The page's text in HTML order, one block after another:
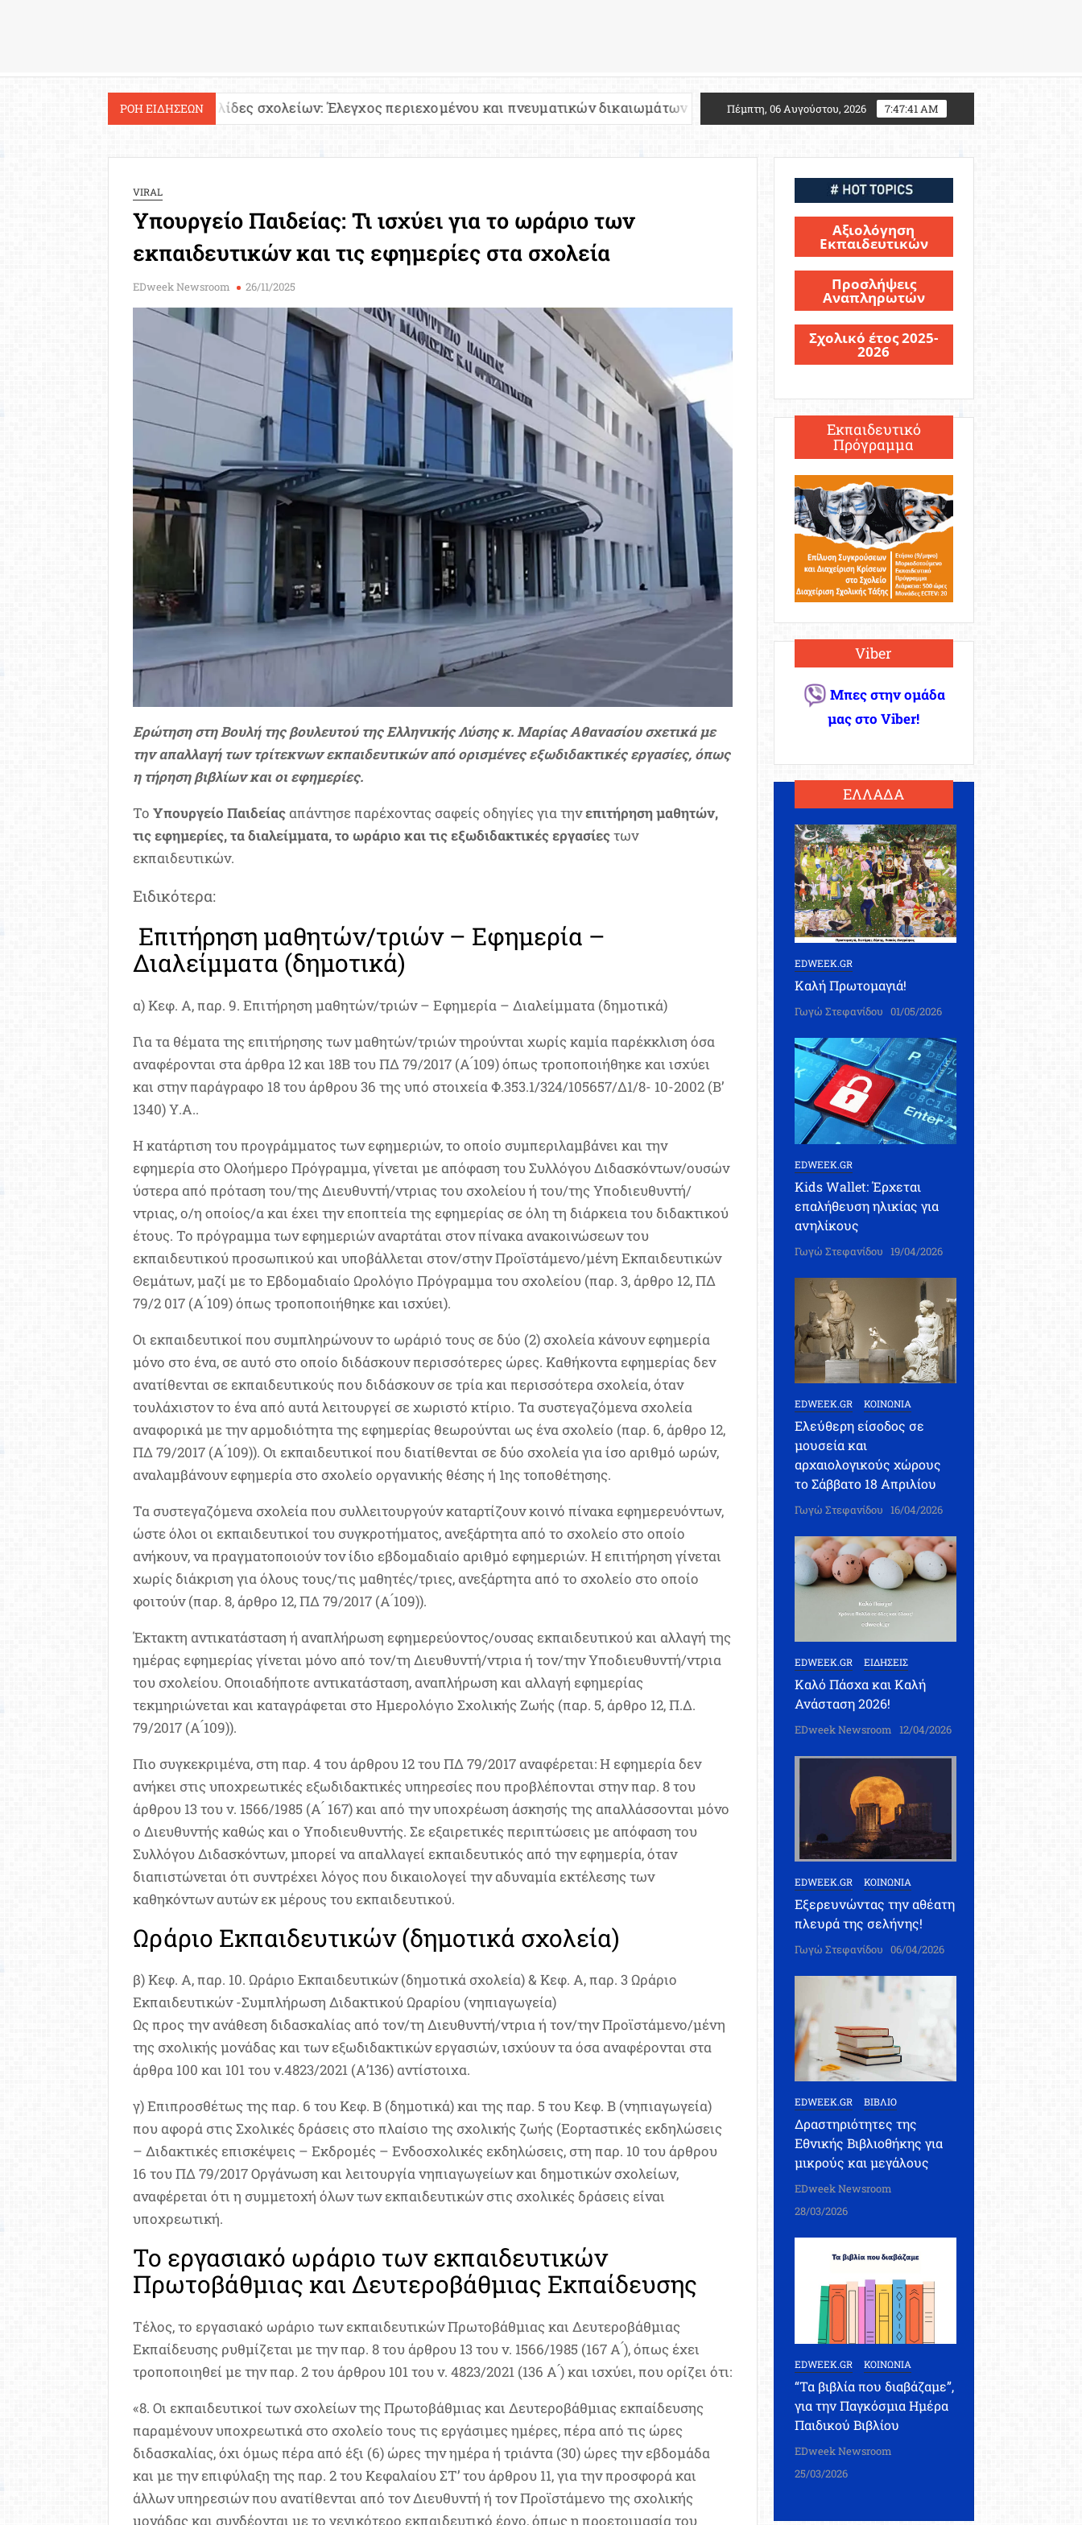
ΡΟΗ ΕΙΔΗΣΕΩΝ
Ιστοσελίδες σχολείων: Έλεγχος περιεχομένου και πνευματικών δικαιωμάτων Πανελλήνιες 2027: Τι αλλάζει για τους υποψηφίους Στρατιωτικών
Πέμπτη, 06 Αυγούστου, 2026 7:47:42 AM
VIRAL
Υπουργείο Παιδείας: Τι ισχύει για το ωράριο των
εκπαιδευτικών και τις εφημερίες στα σχολεία
EDweek Newsroom 26/11/2025
Ερώτηση στη Βουλή της βουλευτού της Ελληνικής Λύσης κ. Μαρίας Αθανασίου σχετικά με
την απαλλαγή των τρίτεκνων εκπαιδευτικών από ορισμένες εξωδιδακτικές εργασίες, όπως
η τήρηση βιβλίων και οι εφημερίες.
ΤοΥπουργείο Παιδείας απάντησε παρέχοντας σαφείς οδηγίες για τηνεπιτήρηση μαθητών,
τις εφημερίες, τα διαλείμματα, το ωράριο και τις εξωδιδακτικές εργασίεςτων
εκπαιδευτικών.
Ειδικότερα:
Επιτήρηση μαθητών/τριών – Εφημερία –
Διαλείμματα (δημοτικά)
α) Κεφ. Α, παρ. 9. Επιτήρηση μαθητών/τριών – Εφημερία – Διαλείμματα (δημοτικά)
Για τα θέματα της επιτήρησης των μαθητών/τριών τηρούνται χωρίς καμία παρέκκλιση όσα
αναφέρονται στα άρθρα 12 και 18Β του ΠΔ 79/2017 (Α ́109) όπως τροποποιήθηκε και ισχύει
και στην παράγραφο 18 του άρθρου 36 της υπό στοιχεία Φ.353.1/324/105657/Δ1/8- 10-2002 (Β’
1340) Υ.Α..
Η κατάρτιση του προγράμματος των εφημεριών, το οποίο συμπεριλαμβάνει και την
εφημερία στο Ολοήμερο Πρόγραμμα, γίνεται με απόφαση του Συλλόγου Διδασκόντων/ουσών
ύστερα από πρόταση του/της Διευθυντή/ντριας του σχολείου ή του/της Υποδιευθυντή/
ντριας, ο/η οποίος/α και έχει την εποπτεία της εφημερίας σε όλη τη διάρκεια του διδακτικού
έτους. Το πρόγραμμα των εφημεριών αναρτάται στον πίνακα ανακοινώσεων του
εκπαιδευτικού προσωπικού και υποβάλλεται στον/στην Προϊστάμενο/μένη Εκπαιδευτικών
Θεμάτων, μαζί με το Εβδομαδιαίο Ωρολόγιο Πρόγραμμα του σχολείου (παρ. 3, άρθρο 12, ΠΔ
79/2 017 (Α ́109) όπως τροποποιήθηκε και ισχύει).
Οι εκπαιδευτικοί που συμπληρώνουν το ωράριό τους σε δύο (2) σχολεία κάνουν εφημερία
μόνο στο ένα, σε αυτό στο οποίο διδάσκουν περισσότερες ώρες. Καθήκοντα εφημερίας δεν
ανατίθενται σε εκπαιδευτικούς που διδάσκουν σε τρία και περισσότερα σχολεία, όταν
τουλάχιστον το ένα από αυτά λειτουργεί σε χωριστό κτίριο. Τα συστεγαζόμενα σχολεία
αναφορικά με την αρμοδιότητα της εφημερίας θεωρούνται ως ένα σχολείο (παρ. 6, άρθρο 12,
ΠΔ 79/2017 (Α ́109)). Οι εκπαιδευτικοί που διατίθενται σε δύο σχολεία για ίσο αριθμό ωρών,
αναλαμβάνουν εφημερία στο σχολείο οργανικής θέσης ή 1ης τοποθέτησης.
Τα συστεγαζόμενα σχολεία που συλλειτουργούν καταρτίζουν κοινό πίνακα εφημερευόντων,
ώστε όλοι οι εκπαιδευτικοί του συγκροτήματος, ανεξάρτητα από το σχολείο στο οποίο
ανήκουν, να πραγματοποιούν τον ίδιο εβδομαδιαίο αριθμό εφημεριών. Η επιτήρηση γίνεται
χωρίς διάκριση για όλους τους/τις μαθητές/τριες, ανεξάρτητα από το σχολείο στο οποίο
φοιτούν (παρ. 8, άρθρο 12, ΠΔ 79/2017 (Α ́109)).
Έκτακτη αντικατάσταση ή αναπλήρωση εφημερεύοντος/ουσας εκπαιδευτικού και αλλαγή της
ημέρας εφημερίας γίνεται μόνο από τον/τη Διευθυντή/ντρια ή τον/την Υποδιευθυντή/ντρια
του σχολείου. Οποιαδήποτε αντικατάσταση, αναπλήρωση και αλλαγή εφημερίας
τεκμηριώνεται και καταγράφεται στο Ημερολόγιο Σχολικής Ζωής (παρ. 5, άρθρο 12, Π.Δ.
79/2017 (Α ́109)).
Πιο συγκεκριμένα, στη παρ. 4 του άρθρου 12 του ΠΔ 79/2017 αναφέρεται: Η εφημερία δεν
ανήκει στις υποχρεωτικές εξωδιδακτικές υπηρεσίες που προβλέπονται στην παρ. 8 του
άρθρου 13 του ν. 1566/1985 (Α ́ 167) και από την υποχρέωση άσκησής της απαλλάσσονται μόνο
ο Διευθυντής καθώς και ο Υποδιευθυντής. Σε εξαιρετικές περιπτώσεις με απόφαση του
Συλλόγου Διδασκόντων, μπορεί να απαλλαγεί εκπαιδευτικός από την εφημερία, όταν
διαπιστώνεται ότι συντρέχει λόγος που δικαιολογεί την αδυναμία εκτέλεσης των
καθηκόντων αυτών εκ μέρους του εκπαιδευτικού.
Ωράριο Εκπαιδευτικών (δημοτικά σχολεία)
β) Κεφ. Α, παρ. 10. Ωράριο Εκπαιδευτικών (δημοτικά σχολεία) & Κεφ. Α, παρ. 3 Ωράριο
Εκπαιδευτικών -Συμπλήρωση Διδακτικού Ωραρίου (νηπιαγωγεία)
Ως προς την ανάθεση διδασκαλίας από τον/τη Διευθυντή/ντρια ή τον/την Προϊστάμενο/μένη
της σχολικής μονάδας και των εξωδιδακτικών εργασιών, ισχύουν τα όσα αναφέρονται στα
άρθρα 100 και 101 του ν.4823/2021 (Α’136) αντίστοιχα.
γ) Επιπροσθέτως της παρ. 6 του Κεφ. Β (δημοτικά) και της παρ. 5 του Κεφ. Β (νηπιαγωγεία)
που αφορά στις Σχολικές δράσεις στο πλαίσιο της σχολικής ζωής (Εορταστικές εκδηλώσεις
– Διδακτικές επισκέψεις – Εκδρομές – Ενδοσχολικές εκδηλώσεις, στη παρ. 10 του άρθρου
16 του ΠΔ 79/2017 Οργάνωση και λειτουργία νηπιαγωγείων και δημοτικών σχολείων,
αναφέρεται ότι η συμμετοχή όλων των εκπαιδευτικών στις σχολικές δράσεις είναι
υποχρεωτική.
Το εργασιακό ωράριο των εκπαιδευτικών
Πρωτοβάθμιας και Δευτεροβάθμιας Εκπαίδευσης
Τέλος, το εργασιακό ωράριο των εκπαιδευτικών Πρωτοβάθμιας και Δευτεροβάθμιας
Εκπαίδευσης ρυθμίζεται με την παρ. 8 του άρθρου 13 του ν. 1566/1985 (167 Α ́), όπως έχει
τροποποιηθεί με την παρ. 2 του άρθρου 101 του ν. 4823/2021 (136 Α ́) και ισχύει, που ορίζει ότι:
«8. Οι εκπαιδευτικοί των σχολείων της Πρωτοβάθμιας και Δευτεροβάθμιας εκπαίδευσης
παραμένουν υποχρεωτικά στο σχολείο τους τις εργάσιμες ημέρες, πέρα από τις ώρες
διδασκαλίας, όχι όμως πέρα από έξι (6) ώρες την ημέρα ή τριάντα (30) ώρες την εβδομάδα
και με την επιφύλαξη της παρ. 2 του Κεφαλαίου ΣΤ’ του άρθρου 11, για την προσφορά και
άλλων υπηρεσιών που ανατίθενται από τον Διευθυντή ή τον Προϊστάμενο της σχολικής
μονάδας και συνδέονται με το γενικότερο εκπαιδευτικό έργο, όπως η προετοιμασία του
Αξιολόγηση
Εκπαιδευτικών
Προσλήψεις
Αναπληρωτών
Σχολικό έτος 2025-
2026
Εκπαιδευτικό
Πρόγραμμα
Viber
Μπες στην ομάδα
μας στο Viber!
ΕΛΛΑΔΑ
EDWEEK.GR
Καλή Πρωτομαγιά!
Γωγώ Στεφανίδου 01/05/2026
EDWEEK.GR
Kids Wallet: Έρχεται
επαλήθευση ηλικίας για
ανηλίκους
Γωγώ Στεφανίδου 19/04/2026
EDWEEK.GR ΚΟΙΝΩΝΙΑ
Ελεύθερη είσοδος σε
μουσεία και
αρχαιολογικούς χώρους
το Σάββατο 18 Απριλίου
Γωγώ Στεφανίδου 16/04/2026
EDWEEK.GR ΕΙΔΗΣΕΙΣ
Καλό Πάσχα και Καλή
Ανάσταση 2026!
EDweek Newsroom 12/04/2026
EDWEEK.GR ΚΟΙΝΩΝΙΑ
Εξερευνώντας την αθέατη
πλευρά της σελήνης!
Γωγώ Στεφανίδου 06/04/2026
EDWEEK.GR ΒΙΒΛΙΟ
Δραστηριότητες της
Εθνικής Βιβλιοθήκης για
μικρούς και μεγάλους
EDweek Newsroom
28/03/2026
EDWEEK.GR ΚΟΙΝΩΝΙΑ
“Τα βιβλία που διαβάζαμε”,
για την Παγκόσμια Ημέρα
Παιδικού Βιβλίου
EDweek Newsroom
25/03/2026